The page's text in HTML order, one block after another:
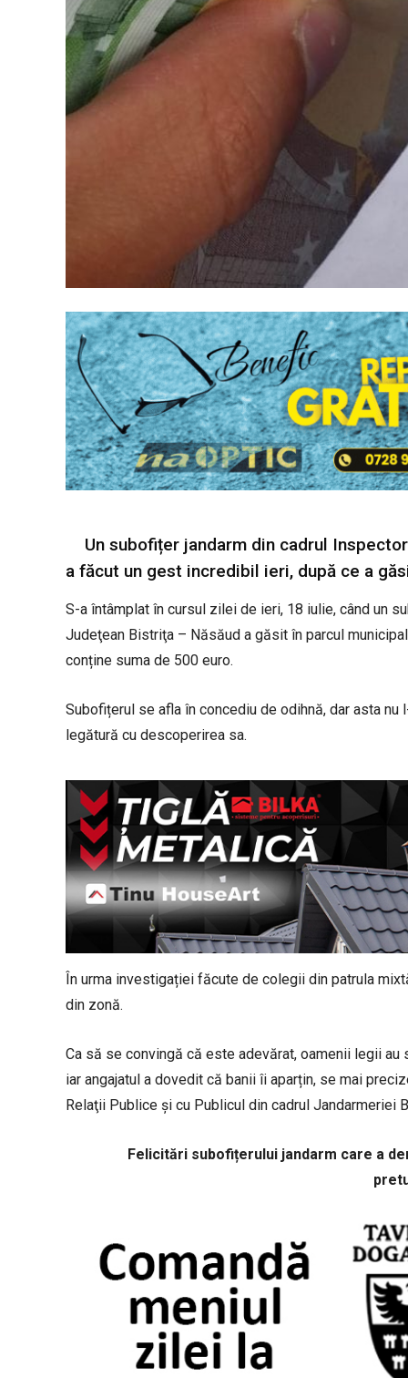
Un subofițer jandarm din cadrul
a făcut un gest incredibil ieri, după ce a
S-a întâmplat în cursul zilei de ieri, 18 iulie, când un
Judeţean Bistriţa – Năsăud a găsit în parcul
conține suma de 500 euro.
Subofițerul se afla în concediu de odihnă, dar asta
legătură cu descoperirea sa.
În urma investigației făcute de colegii din patrula
din zonă.
Ca să se convingă că este adevărat, oamenii legii
iar angajatul a dovedit că banii îi aparțin, se mai
Relaţii Publice şi cu Publicul din cadrul Jandarmeriei
Felicitări subofițerului jandarm care a